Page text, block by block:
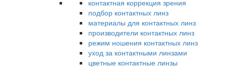
контактная коррекция зрения
подбор контактных линз
материалы для контактных линз
производители контактных линз
режим ношения контактных линз
уход за контактными линзами
цветные контактные линзы